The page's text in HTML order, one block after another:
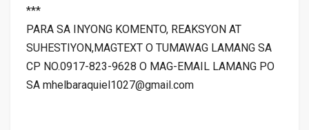
***
PARA SA INYONG KOMENTO, REAKSYON AT
SUHESTIYON,MAGTEXT O TUMAWAG LAMANG SA
CP NO.0917-823-9628 O MAG-EMAIL LAMANG PO
SA mhelbaraquiel1027@gmail.com